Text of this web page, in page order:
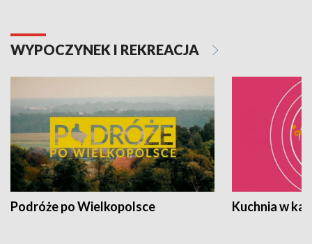
WYPOCZYNEK I REKREACJA
Podróże po Wielkopolsce Kuchnia w